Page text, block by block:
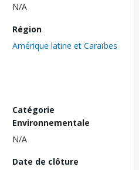
N/A
Région
Amérique latine et Caraïbes
Catégorie
Environnementale
N/A
Date de clôture